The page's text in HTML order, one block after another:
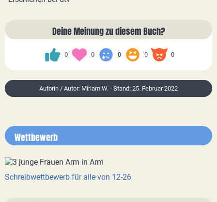
Deine Meinung zu diesem Buch?
0 0 0 0 0
Autorin / Autor: Miriam W. - Stand: 25. Februar 2022
Wettbewerb
Schreibwettbewerb für alle von 12-26